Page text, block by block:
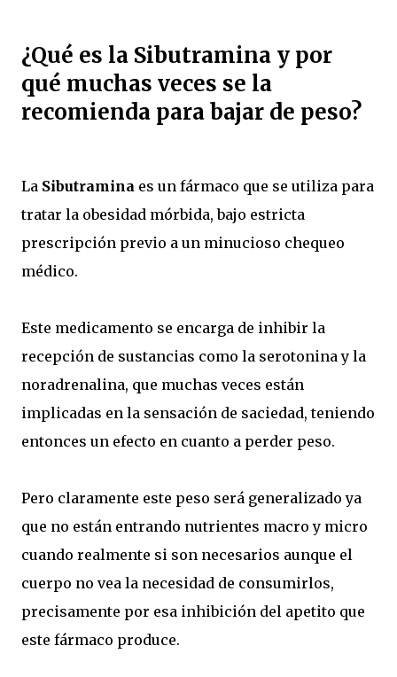
¿Qué es la Sibutramina y por
qué muchas veces se la
recomienda para bajar de peso?
La Sibutramina es un fármaco que se utiliza para
tratar la obesidad mórbida, bajo estricta
prescripción previo a un minucioso chequeo
médico.
Este medicamento se encarga de inhibir la
recepción de sustancias como la serotonina y la
noradrenalina, que muchas veces están
implicadas en la sensación de saciedad, teniendo
entonces un efecto en cuanto a perder peso.
Pero claramente este peso será generalizado ya
que no están entrando nutrientes macro y micro
cuando realmente si son necesarios aunque el
cuerpo no vea la necesidad de consumirlos,
precisamente por esa inhibición del apetito que
este fármaco produce.